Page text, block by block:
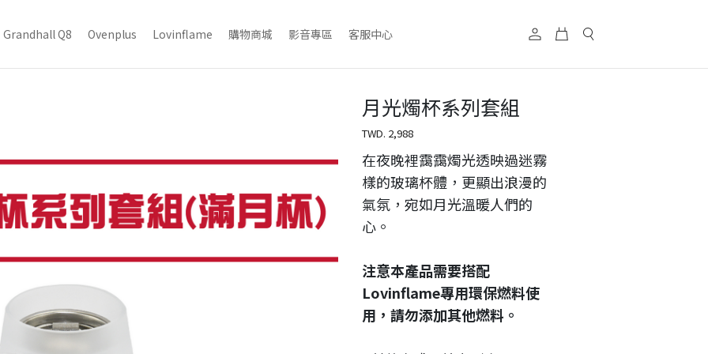
Grandhall Q8 Ovenplus Lovinflame 購物商城 影音專區 客服中心
月光燭杯系列套組
TWD. 2,988
在夜晚裡靄靄燭光透映過迷霧
樣的玻璃杯體，更顯出浪漫的
氣氛，宛如月光溫暖人們的
心。
注意本產品需要搭配
Lovinflame專用環保燃料使
用，請勿添加其他燃料。